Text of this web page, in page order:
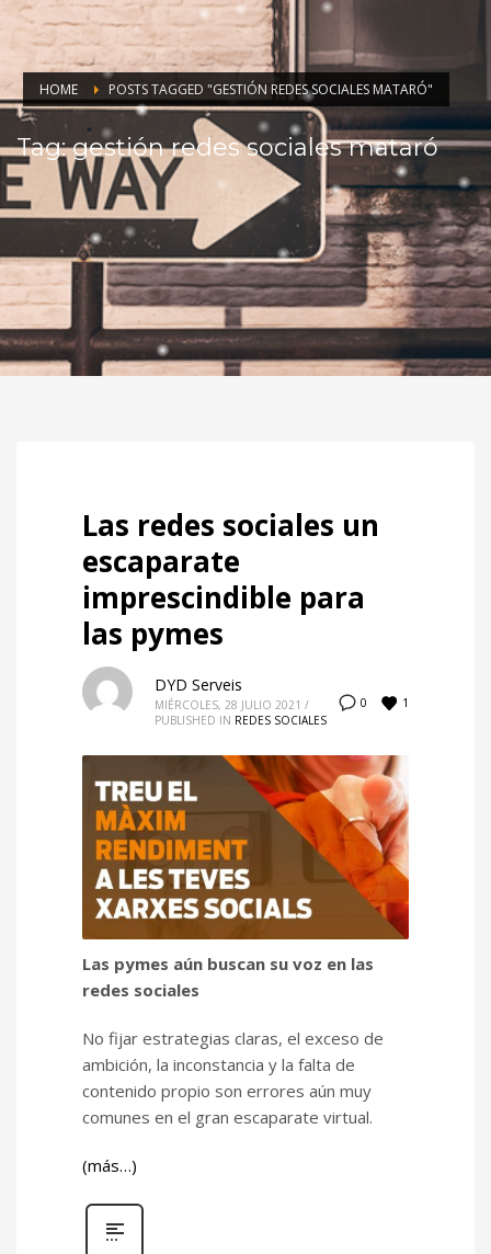
HOME POSTS TAGGED "GESTIÓN REDES SOCIALES MATARÓ"
Tag: gestión redes sociales mataró
Las redes sociales un
escaparate
imprescindible para
las pymes
0 1
DYD Serveis
MIÉRCOLES, 28 JULIO 2021 /
PUBLISHED IN REDES SOCIALES
Las pymes aún buscan su voz en las
redes sociales
No fijar estrategias claras, el exceso de
ambición, la inconstancia y la falta de
contenido propio son errores aún muy
comunes en el gran escaparate virtual.
(más…)